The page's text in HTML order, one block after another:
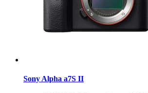
Sony Alpha a7S II